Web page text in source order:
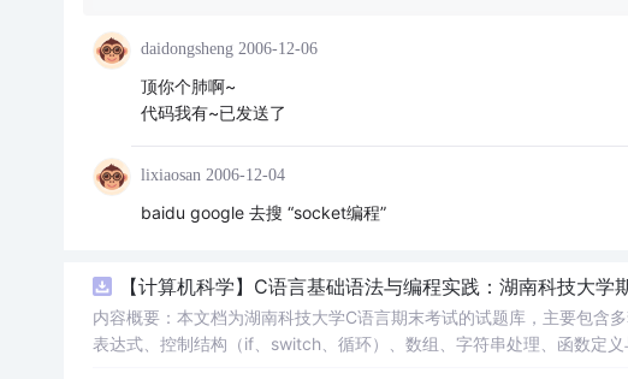
daidongsheng 2006-12-06
顶你个肺啊~
代码我有~已发送了
lixiaosan 2006-12-04
baidu google 去搜 “socket编程”
【计算机科学】C语言基础语法与编程实践：湖南科技大学
内容概要：本文档为湖南科技大学C语言期末考试的试题库，主要包含
表达式、控制结构（if、switch、循环）、数组、字符串处理、函数定